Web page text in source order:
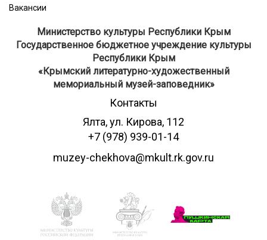
Вакансии
Министерство культуры Республики Крым
Государственное бюджетное учреждение культуры
Республики Крым
​«Крымский литературно-художественный
мемориальный музей-заповедник»
Контакты
Ялта, ул. Кирова, 112
+7 (978) 939-01-14
muzey-chekhova@mkult.rk.gov.ru